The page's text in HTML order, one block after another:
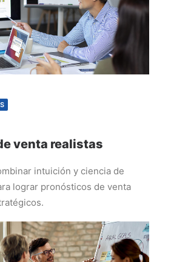
venta realistas
intuición y ciencia de
lograr pronósticos de venta